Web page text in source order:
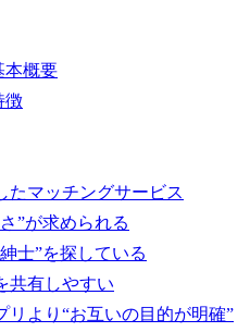
本概要
徴
マッチングサービス
”が求められる
士”を探している
共有しやすい
より“お互いの目的が明確”